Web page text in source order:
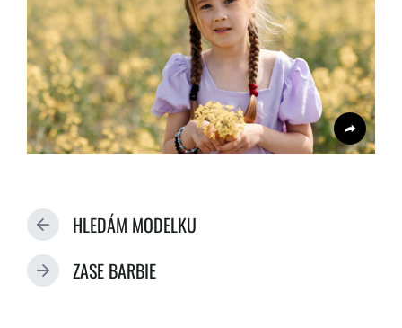
P
R
E
HLEDÁM MODELKU
N
ZASE BARBIE